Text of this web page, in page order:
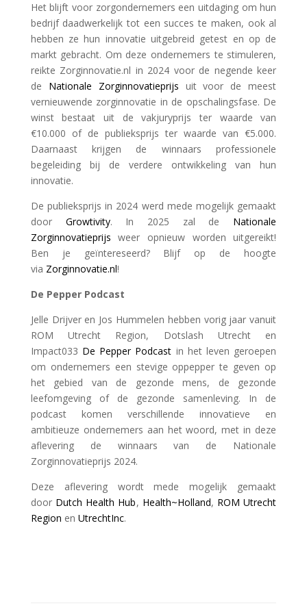
Het blijft voor zorgondernemers een uitdaging om hun
bedrijf daadwerkelijk tot een succes te maken, ook al
hebben ze hun innovatie uitgebreid getest en op de
markt gebracht. Om deze ondernemers te stimuleren,
reikte Zorginnovatie.nl in 2024 voor de negende keer
de Nationale Zorginnovatieprijs uit voor de meest
vernieuwende zorginnovatie in de opschalingsfase. De
winst bestaat uit de vakjuryprijs ter waarde van
€10.000 of de publieksprijs ter waarde van €5.000.
Daarnaast krijgen de winnaars professionele
begeleiding bij de verdere ontwikkeling van hun
innovatie.
De publieksprijs in 2024 werd mede mogelijk gemaakt
door Growtivity. In 2025 zal de Nationale
Zorginnovatieprijs weer opnieuw worden uitgereikt!
Ben je geïntereseerd? Blijf op de hoogte
via Zorginnovatie.nl!
De Pepper Podcast
Jelle Drijver en Jos Hummelen hebben vorig jaar vanuit
ROM Utrecht Region, Dotslash Utrecht en
Impact033 De Pepper Podcast in het leven geroepen
om ondernemers een stevige oppepper te geven op
het gebied van de gezonde mens, de gezonde
leefomgeving of de gezonde samenleving. In de
podcast komen verschillende innovatieve en
ambitieuze ondernemers aan het woord, met in deze
aflevering de winnaars van de Nationale
Zorginnovatieprijs 2024.
Deze aflevering wordt mede mogelijk gemaakt
door Dutch Health Hub, Health~Holland, ROM Utrecht
Region en UtrechtInc.